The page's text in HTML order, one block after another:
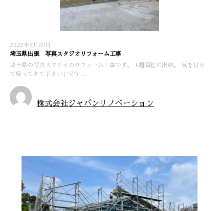
2022年6月20日
埼玉県出張 写真スタジオリフォーム工事
埼玉県の写真スタジオのリフォーム工事です。 1週間程の出張。 気を付け
て帰ってきて下さい(°▽°) …
株式会社ジャパンリノベーション